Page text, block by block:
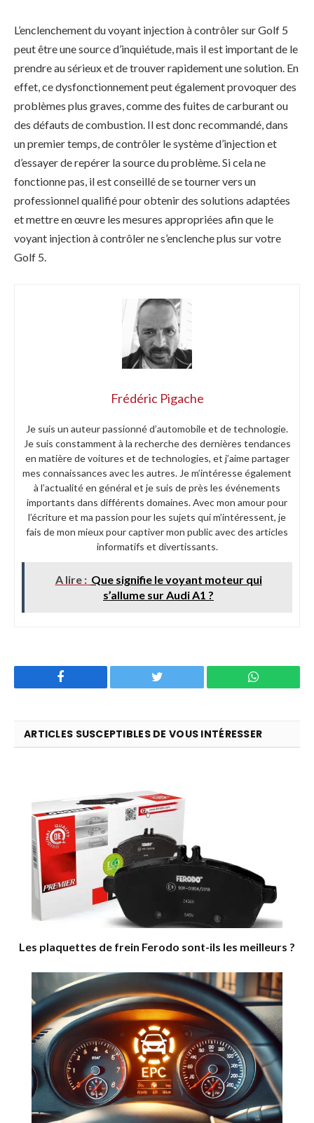
L’enclenchement du voyant injection à contrôler sur Golf 5
peut être une source d’inquiétude, mais il est important de le
prendre au sérieux et de trouver rapidement une solution. En
effet, ce dysfonctionnement peut également provoquer des
problèmes plus graves, comme des fuites de carburant ou
des défauts de combustion. Il est donc recommandé, dans
un premier temps, de contrôler le système d’injection et
d’essayer de repérer la source du problème. Si cela ne
fonctionne pas, il est conseillé de se tourner vers un
professionnel qualifié pour obtenir des solutions adaptées
et mettre en œuvre les mesures appropriées afin que le
voyant injection à contrôler ne s’enclenche plus sur votre
Golf 5.
Frédéric Pigache
Je suis un auteur passionné d’automobile et de technologie.
Je suis constamment à la recherche des dernières tendances
en matière de voitures et de technologies, et j’aime partager
mes connaissances avec les autres. Je m’intéresse également
à l’actualité en général et je suis de près les événements
importants dans différents domaines. Avec mon amour pour
l’écriture et ma passion pour les sujets qui m’intéressent, je
fais de mon mieux pour captiver mon public avec des articles
informatifs et divertissants.
A lire : Que signifie le voyant moteur qui
s’allume sur Audi A1 ?
Twitter WhatsApp
ARTICLES SUSCEPTIBLES DE VOUS INTÉRESSER
Les plaquettes de frein Ferodo sont-ils les meilleurs ?